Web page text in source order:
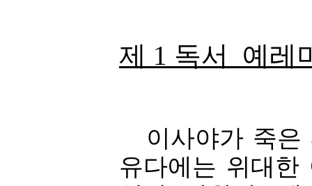
제 1 독서 예레
이사야가 죽은
유다에는 위대한